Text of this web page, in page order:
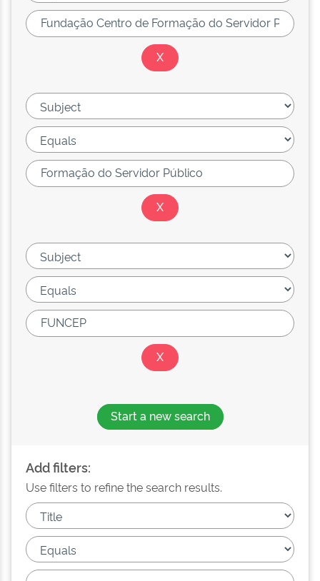
Start a new search
Add filters:
Use filters to refine the search results.